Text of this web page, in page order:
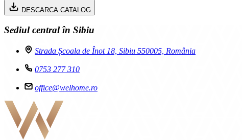
DESCARCA CATALOG
Sediul central în Sibiu
Strada Școala de Înot 18, Sibiu 550005, România
0753 277 310
office@welhome.ro